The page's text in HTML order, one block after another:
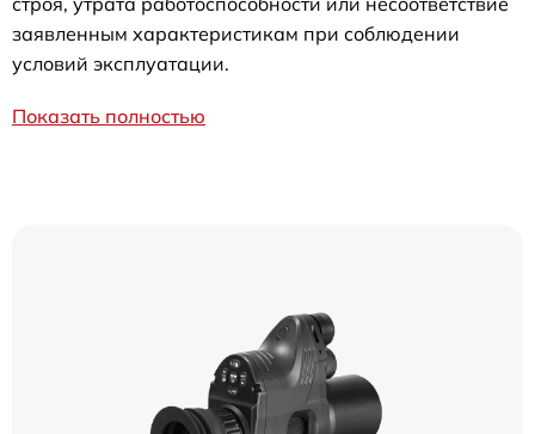
заявленным характеристикам при соблюдении
условий эксплуатации.
Показать полностью